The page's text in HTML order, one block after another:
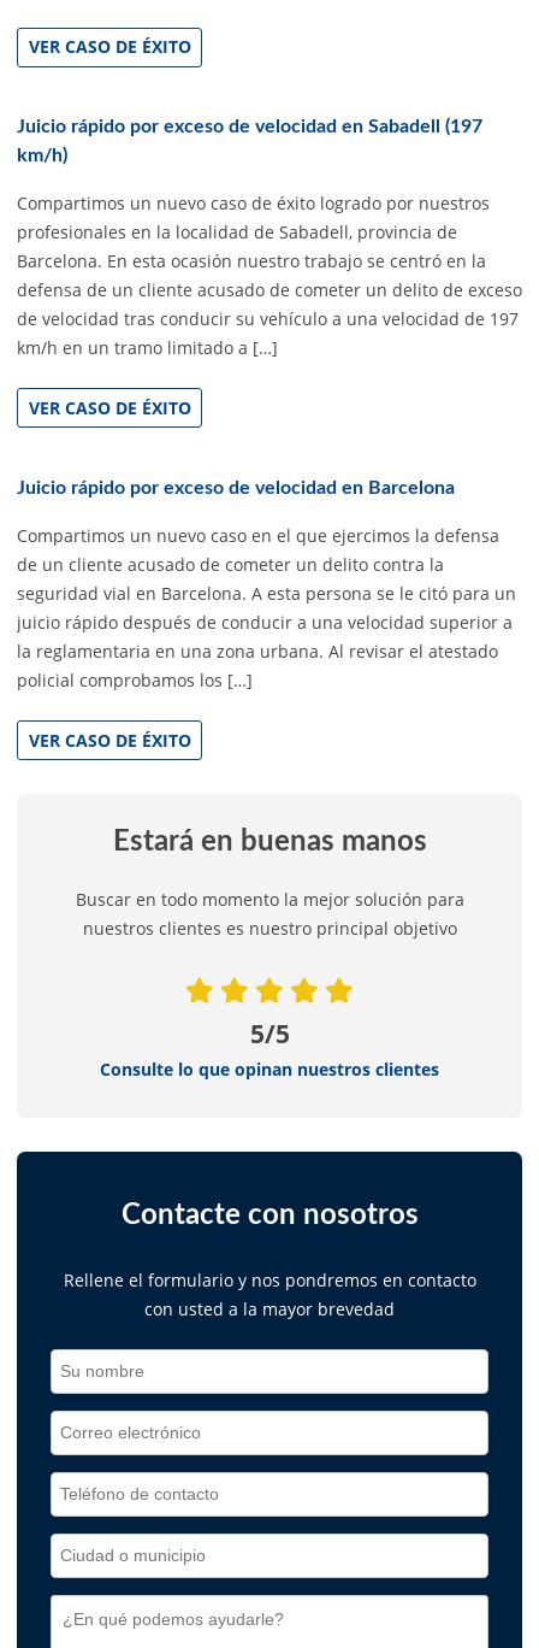
VER CASO DE ÉXITO
Juicio rápido por exceso de velocidad en Sabadell (197
km/h)
Compartimos un nuevo caso de éxito logrado por nuestros
profesionales en la localidad de Sabadell, provincia de
Barcelona. En esta ocasión nuestro trabajo se centró en la
defensa de un cliente acusado de cometer un delito de exceso
de velocidad tras conducir su vehículo a una velocidad de 197
km/h en un tramo limitado a […]
VER CASO DE ÉXITO
Juicio rápido por exceso de velocidad en Barcelona
Compartimos un nuevo caso en el que ejercimos la defensa
de un cliente acusado de cometer un delito contra la
seguridad vial en Barcelona. A esta persona se le citó para un
juicio rápido después de conducir a una velocidad superior a
la reglamentaria en una zona urbana. Al revisar el atestado
policial comprobamos los […]
VER CASO DE ÉXITO
Estará en buenas manos
Buscar en todo momento la mejor solución para
nuestros clientes es nuestro principal objetivo
5/5
Consulte lo que opinan nuestros clientes
Contacte con nosotros
Rellene el formulario y nos pondremos en contacto
con usted a la mayor brevedad